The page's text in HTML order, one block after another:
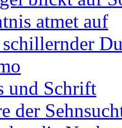
atmet auf
schillernder
und Schrift
der